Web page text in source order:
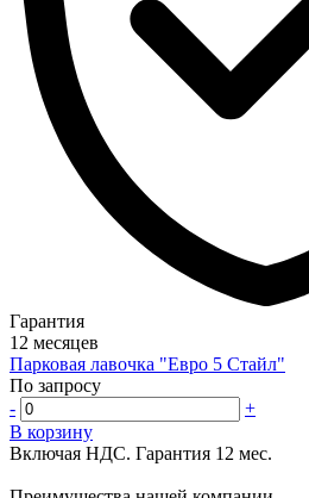
Гарантия
12 месяцев
Парковая лавочка "Евро 5 Стайл"
По запросу
-
+
В корзину
Включая НДС. Гарантия 12 мес.